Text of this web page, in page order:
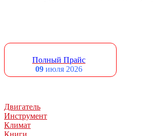
Полный Прайс
09 июля 2026
Двигатель
Инструмент
Климат
Книги